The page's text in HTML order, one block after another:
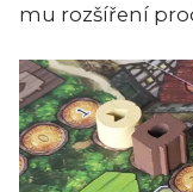
mu rozšíření